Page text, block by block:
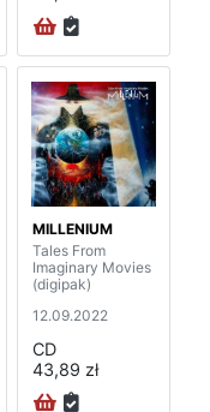
MILLENIUM
Tales From
Imaginary Movies
(digipak)
12.09.2022
CD
43,89 zł